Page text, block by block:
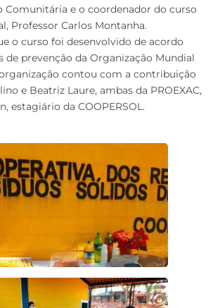
Comunitária e o coordenador do curso
Professor Carlos Montanha.
o curso foi desenvolvido de acordo
de prevenção da Organização Mundial
contou com a contribuição
e Beatriz Laure, ambas da PROEXAC,
estagiário da COOPERSOL.